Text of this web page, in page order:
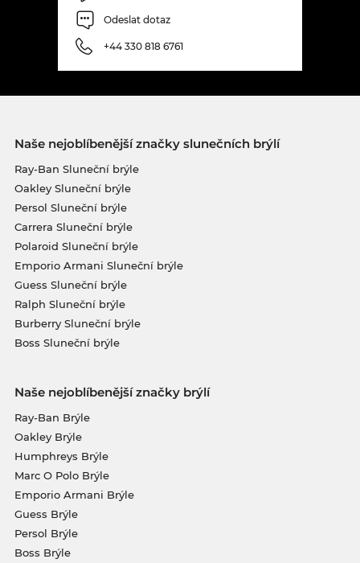
Odeslat dotaz
+44 330 818 6761
Naše nejoblíbenější značky slunečních brýlí
Ray-Ban Sluneční brýle
Oakley Sluneční brýle
Persol Sluneční brýle
Carrera Sluneční brýle
Polaroid Sluneční brýle
Emporio Armani Sluneční brýle
Guess Sluneční brýle
Ralph Sluneční brýle
Burberry Sluneční brýle
Boss Sluneční brýle
Naše nejoblíbenější značky brýlí
Ray-Ban Brýle
Oakley Brýle
Humphreys Brýle
Marc O Polo Brýle
Emporio Armani Brýle
Guess Brýle
Persol Brýle
Boss Brýle